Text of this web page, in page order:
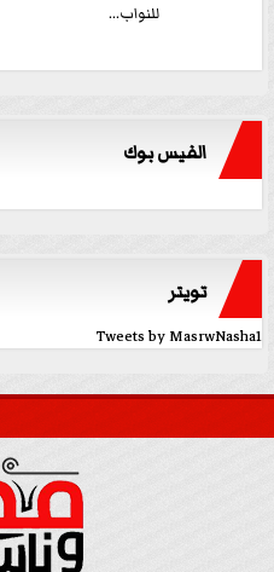
للنواب...
الفيس بوك
تويتر
Tweets by MasrwNasha1